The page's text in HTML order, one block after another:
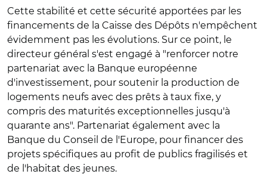
Cette stabilité et cette sécurité apportées par les
financements de la Caisse des Dépôts n'empêchent
évidemment pas les évolutions. Sur ce point, le
directeur général s'est engagé à "renforcer notre
partenariat avec la Banque européenne
d'investissement, pour soutenir la production de
logements neufs avec des prêts à taux fixe, y
compris des maturités exceptionnelles jusqu'à
quarante ans". Partenariat également avec la
Banque du Conseil de l'Europe, pour financer des
projets spécifiques au profit de publics fragilisés et
de l'habitat des jeunes.